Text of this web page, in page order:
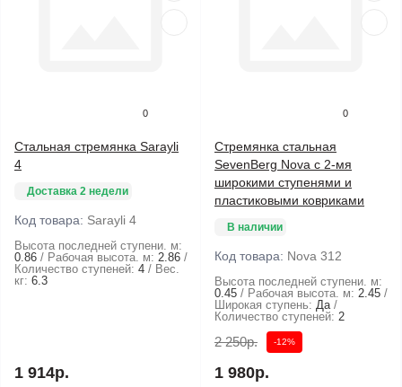
0
Стальная стремянка Sarayli
4
Доставка 2 недели
Код товара: Sarayli 4
Высота последней ступени. м:
0.86
Рабочая высота. м: 2.86
Количество ступеней: 4
Вес.
кг: 6.3
1 914р.
0
Стремянка стальная
SevenBerg Nova с 2-мя
широкими ступенями и
пластиковыми ковриками
В наличии
Код товара: Nova 312
Высота последней ступени. м:
0.45
Рабочая высота. м: 2.45
Широкая ступень: Да
Количество ступеней: 2
2 250р. -12%
1 980р.